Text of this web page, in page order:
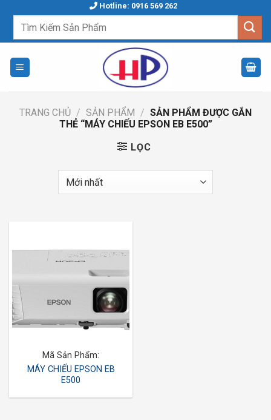
content
Hotline: 0916 569 262
Tìm
TRANG CHỦ / SẢN PHẨM / SẢN PHẨM ĐƯỢC GẮN
THẺ “MÁY CHIẾU EPSON EB E500”
LỌC
Mã Sản Phẩm:
MÁY CHIẾU EPSON EB
E500